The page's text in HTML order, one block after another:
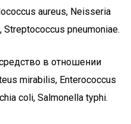
aureus, Neisseria
pneumoniae.
в отношении
mirabilis, Enterococcus
coli, Salmonella typhi.